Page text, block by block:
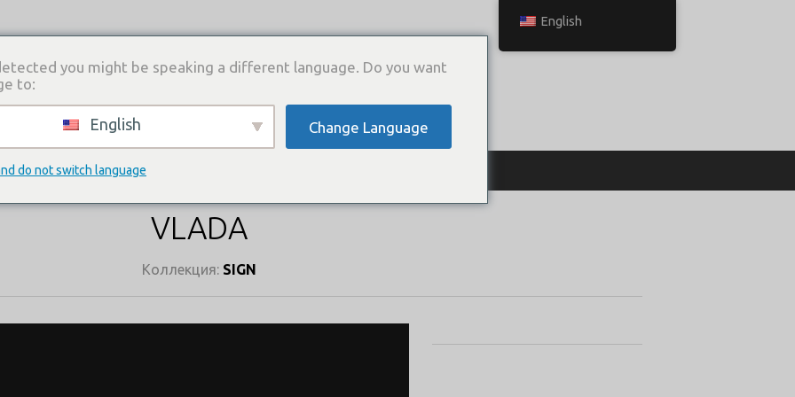
КАТАЛОГ ПЛАТЬЕВ ГДЕ КУПИТЬ СВЯЗАТЬСЯ С НАМИ
КАТАЛОГ ПЛАТЬЕВ
VLADA
Коллекция: SIGN
English
you might be speaking a different language. Do you want
to:
English Change Language
do not switch language